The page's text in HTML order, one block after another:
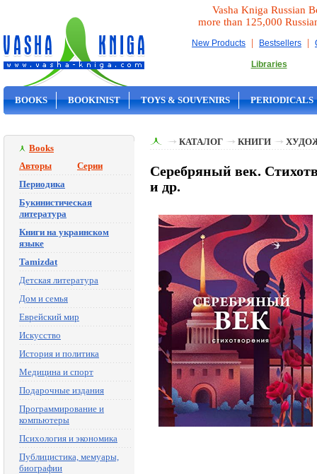
Vasha Kniga Russian
more than 125,000
New Products | Bestsellers |
Libraries
BOOKS BOOKINIST TOYS & SOUVENIRS PERIODICALS
Books
Авторы
Серии
Периодика
Букинистическая
литература
Книги на украинском
языке
Tamizdat
Детская литература
Дом и семья
Еврейский мир
Искусство
История и политика
Медицина и спорт
Подарочные издания
Программирование и
компьютеры
Психология и экономика
Публицистика, мемуары,
биографии
КАТАЛОГ КНИГИ
Серебряный век.
и др.